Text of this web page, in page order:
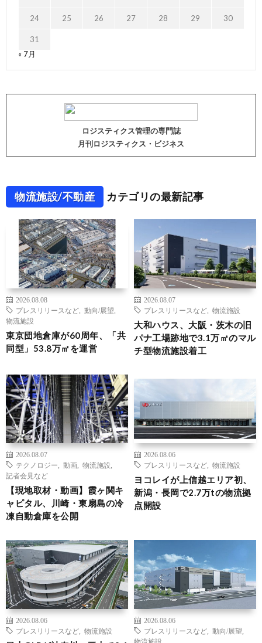
24 25 26 27 28 29 30
31
« 7月
ロジスティクス管理の専門誌
月刊ロジスティクス・ビジネス
物流施設/不動産 カテゴリの最新記事
2026.08.08
プレスリリースなど
動向/展望
物流施設
東京団地倉庫が60周年、「共
同型」53.8万㎡を運営
2026.08.07
プレスリリースなど
物流施設
大和ハウス、大阪・茨木の旧
パナ工場跡地で3.1万㎡のマル
チ型物流施設着工
2026.08.07
テクノロジー
動画 物流施設
記者会見など
【現地取材・動画】霞ヶ関キ
ャピタル、川崎・東扇島の冷
凍自動倉庫を公開
2026.08.06
プレスリリースなど
物流施設
ヨコレイが上信越エリア初、
新潟・長岡で2.7万tの物流拠
点開設
2026.08.06
プレスリリースなど
物流施設
2026.08.06
プレスリリースなど
動向/展望
物流施設